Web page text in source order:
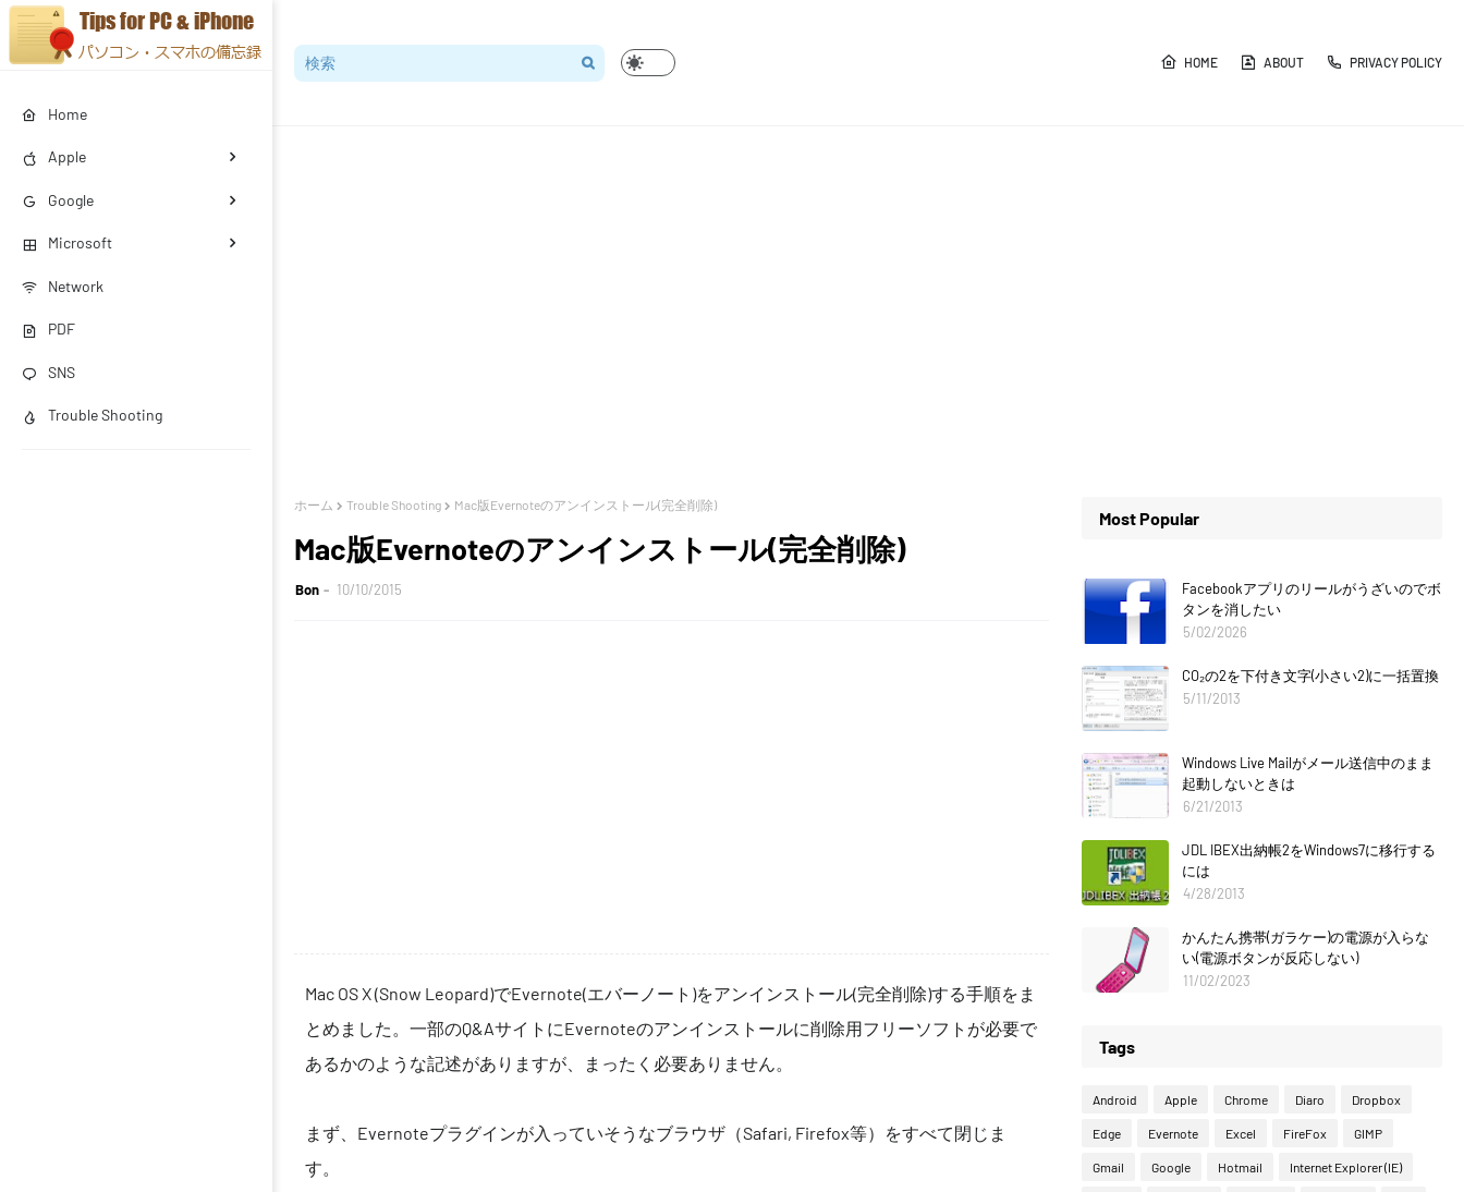
Home
Apple
Google
Microsoft
Network
PDF
SNS
Trouble Shooting
HOME ABOUT PRIVACY POLICY
ホーム Trouble Shooting Mac版Evernoteのアンインストール(完全削除)
Mac版Evernoteのアンインストール(完全削除)
Bon 10/10/2015
Mac OS X (Snow Leopard)でEvernote(エバーノート)をアンインストール(完全削除)する手順をま
とめました。一部のQ&AサイトにEvernoteのアンインストールに削除用フリーソフトが必要で
あるかのような記述がありますが、まったく必要ありません。
まず、Evernoteプラグインが入っていそうなブラウザ（Safari, Firefox等）をすべて閉じま
す。
Most Popular
Facebookアプリのリールがうざいのでボ
タンを消したい
5/02/2026
CO₂の2を下付き文字(小さい2)に一括置換
5/11/2013
Windows Live Mailがメール送信中のまま
起動しないときは
6/21/2013
JDL IBEX出納帳2をWindows7に移行する
には
4/28/2013
かんたん携帯(ガラケー)の電源が入らな
い(電源ボタンが反応しない)
11/02/2023
Tags
Android Apple Chrome Diaro Dropbox
Edge Evernote Excel FireFox GIMP
Gmail Google Hotmail Internet Explorer (IE)